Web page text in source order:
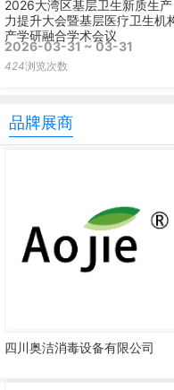
2026大湾区基层卫生新质生产
力提升大会暨基层医疗卫生机
产学研融合学术会议
2026-03-31 ~ 03-31
424浏览次数
品牌展商
四川奥洁消毒设备有限公司